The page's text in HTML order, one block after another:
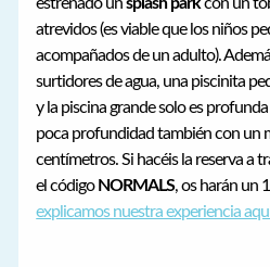
estrenado unsplash parkcon un
atrevidos (es viable que los niños
acompañados de un adulto).
surtidores de agua, una piscinita
y la piscina grande solo es
poca profundidad también con un
centímetros. Si hacéis la reserva a
el código NORMALS, os harán un
explicamos nuestra experiencia